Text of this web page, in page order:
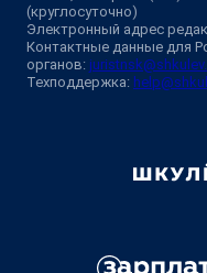
(круглосуточно)
Электронный адрес
Контактные данные для
органов:
Техподдержка: